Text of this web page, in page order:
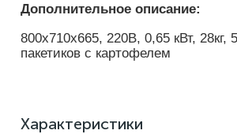
Дополнительное описание:
800x710x665, 220В, 0,65 кВт, 28кг,
пакетиков с картофелем
Характеристики